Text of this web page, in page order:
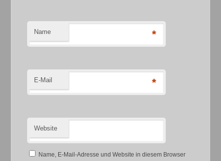
Name *
E-Mail *
Website
Name, E-Mail-Adresse und Website in diesem Browser